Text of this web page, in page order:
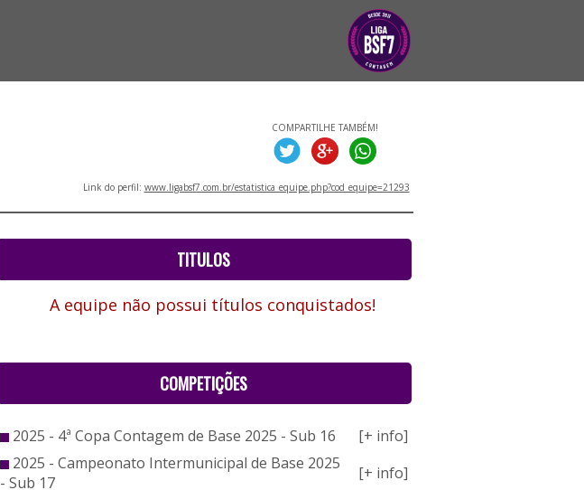
COMPARTILHE TAMBÉM!
Link do perfil: www.ligabsf7.com.br/estatistica_equipe.php?cod_equipe=21293
TITULOS
A equipe não possui títulos conquistados!
COMPETIÇÕES
2025 - 4ª Copa Contagem de Base 2025 - Sub 16
[+ info]
2025 - Campeonato Intermunicipal de Base 2025
- Sub 17
[+ info]